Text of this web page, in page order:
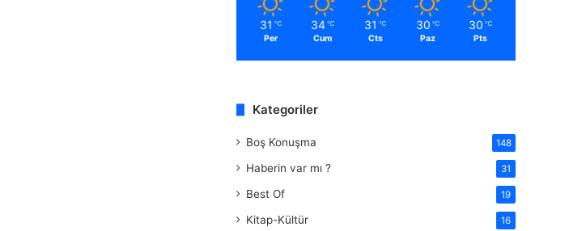
31 ℃
Per
34 ℃
Cum
31 ℃
Cts
30 ℃
Paz
30 ℃
Pts
Kategoriler
Boş Konuşma 148
Haberin var mı ? 31
Best Of 19
Kitap-Kültür 16